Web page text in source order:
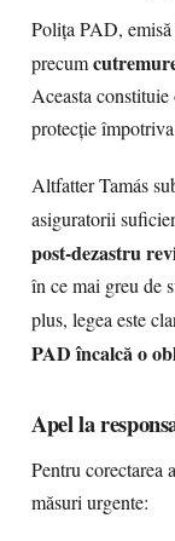
Polița PAD,
precum
Aceasta
protecție
Altfatter Tamás
asiguratorii
post-dezastru
în ce mai greu de
plus, legea este
PAD încalcă o
Apel la
Pentru corectarea
măsuri urgente: